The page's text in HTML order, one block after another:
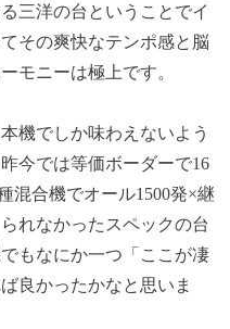
三洋の台ということでイ
その爽快なテンポ感と脳
モニーは極上です。
機でしか味わえないよう
今では等価ボーダーで16
混合機でオール1500発×継
れなかったスペックの台
もなにか一つ「ここが凄
良かったかなと思いま